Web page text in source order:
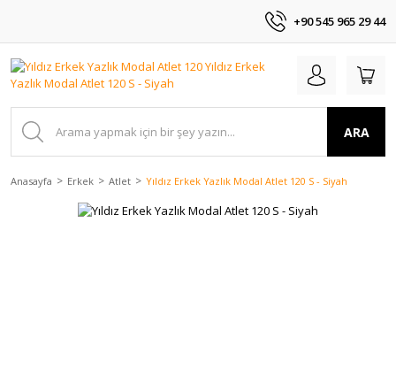
+90 545 965 29 44
ARA
Anasayfa Erkek Atlet Yıldız Erkek Yazlık Modal Atlet 120 S - Siyah